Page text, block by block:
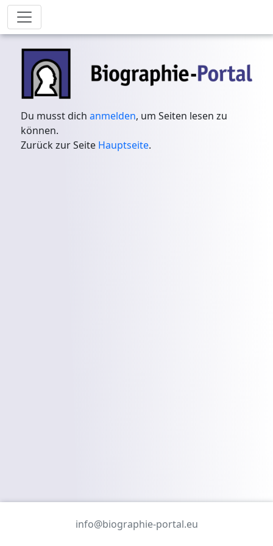
Du musst dichanmelden, um Seiten lesen zu
können.
Zurück zur Seite Hauptseite.
info@biographie-portal.eu